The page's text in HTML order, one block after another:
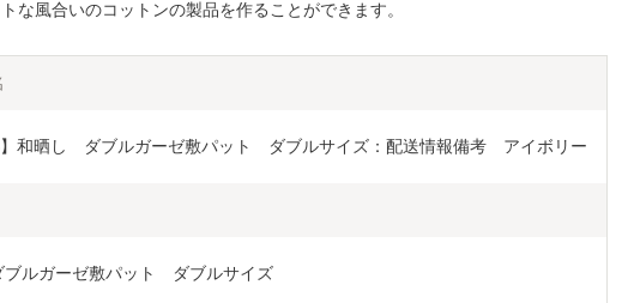
な風合いのコットンの製品を作ることができます。
】和晒し　ダブルガーゼ敷パット　ダブルサイズ：配送情報備考　アイボリー
ブルガーゼ敷パット　ダブルサイズ